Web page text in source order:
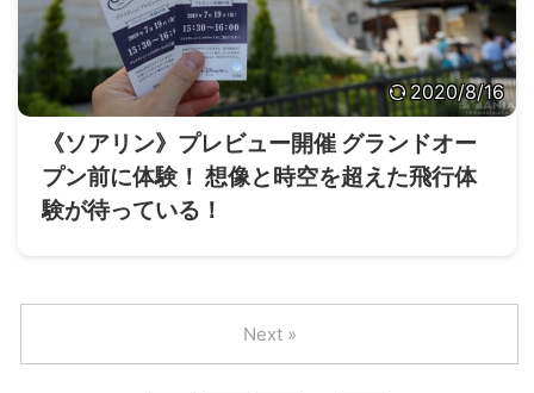
2020/8/16
《ソアリン》プレビュー開催 グランドオー
プン前に体験！ 想像と時空を超えた飛行体
験が待っている！
Next »